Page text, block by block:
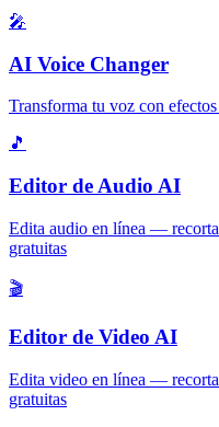
🎤
AI Voice Changer
Transforma tu voz con
🎵
Editor de Audio AI
Edita audio en línea —
gratuitas
🎬
Editor de Video AI
Edita video en línea —
gratuitas